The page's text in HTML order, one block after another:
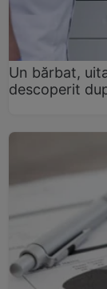
Un bărbat,
descoperit